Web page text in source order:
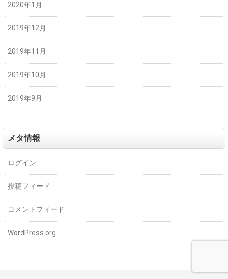
2020年1月
2019年12月
2019年11月
2019年10月
2019年9月
メタ情報
ログイン
投稿フィード
コメントフィード
WordPress.org